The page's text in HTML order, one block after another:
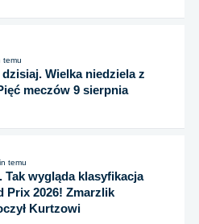
temu
Wielka niedziela z
meczów 9 sierpnia
temu
Tak wygląda klasyfikacja
Prix 2026! Zmarzlik
Kurtzowi